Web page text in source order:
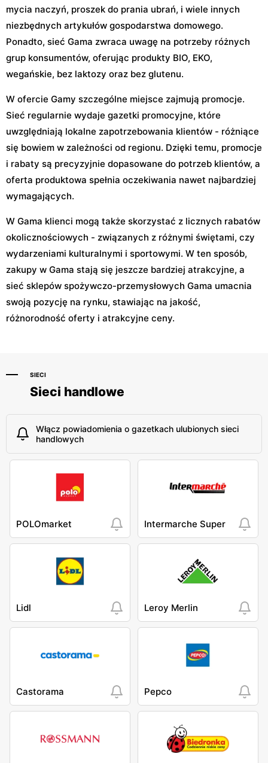
mycia naczyń, proszek do prania ubrań, i wiele innych
niezbędnych artykułów gospodarstwa domowego.
Ponadto, sieć Gama zwraca uwagę na potrzeby różnych
grup konsumentów, oferując produkty BIO, EKO,
wegańskie, bez laktozy oraz bez glutenu.
W ofercie Gamy szczególne miejsce zajmują promocje.
Sieć regularnie wydaje gazetki promocyjne, które
uwzględniają lokalne zapotrzebowania klientów - różniące
się bowiem w zależności od regionu. Dzięki temu, promocje
i rabaty są precyzyjnie dopasowane do potrzeb klientów, a
oferta produktowa spełnia oczekiwania nawet najbardziej
wymagających.
W Gama klienci mogą także skorzystać z licznych rabatów
okolicznościowych - związanych z różnymi świętami, czy
wydarzeniami kulturalnymi i sportowymi. W ten sposób,
zakupy w Gama stają się jeszcze bardziej atrakcyjne, a
sieć sklepów spożywczo-przemysłowych Gama umacnia
swoją pozycję na rynku, stawiając na jakość,
różnorodność oferty i atrakcyjne ceny.
SIECI
Sieci handlowe
Włącz powiadomienia o gazetkach ulubionych sieci
handlowych
POLOmarket Intermarche Super
Lidl Leroy Merlin
Castorama Pepco